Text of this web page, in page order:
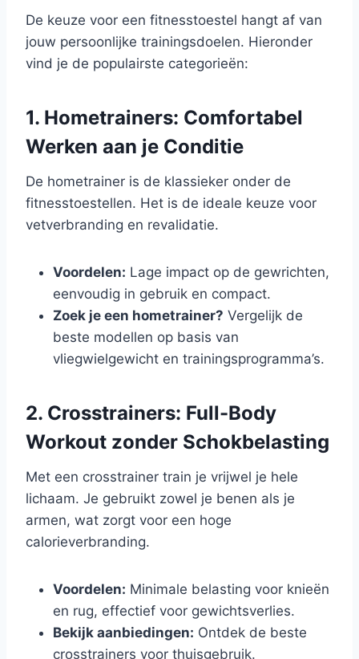
De keuze voor een fitnesstoestel hangt af van
jouw persoonlijke trainingsdoelen. Hieronder
vind je de populairste categorieën:
1. Hometrainers: Comfortabel
Werken aan je Conditie
De hometrainer is de klassieker onder de
fitnesstoestellen. Het is de ideale keuze voor
vetverbranding en revalidatie.
Voordelen: Lage impact op de gewrichten,
eenvoudig in gebruik en compact.
Zoek je een hometrainer? Vergelijk de
beste modellen op basis van
vliegwielgewicht en trainingsprogramma’s.
2. Crosstrainers: Full-Body
Workout zonder Schokbelasting
Met een crosstrainer train je vrijwel je hele
lichaam. Je gebruikt zowel je benen als je
armen, wat zorgt voor een hoge
calorieverbranding.
Voordelen: Minimale belasting voor knieën
en rug, effectief voor gewichtsverlies.
Bekijk aanbiedingen: Ontdek de beste
crosstrainers voor thuisgebruik.